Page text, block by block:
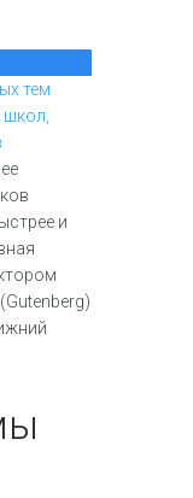
тем
школ,
и